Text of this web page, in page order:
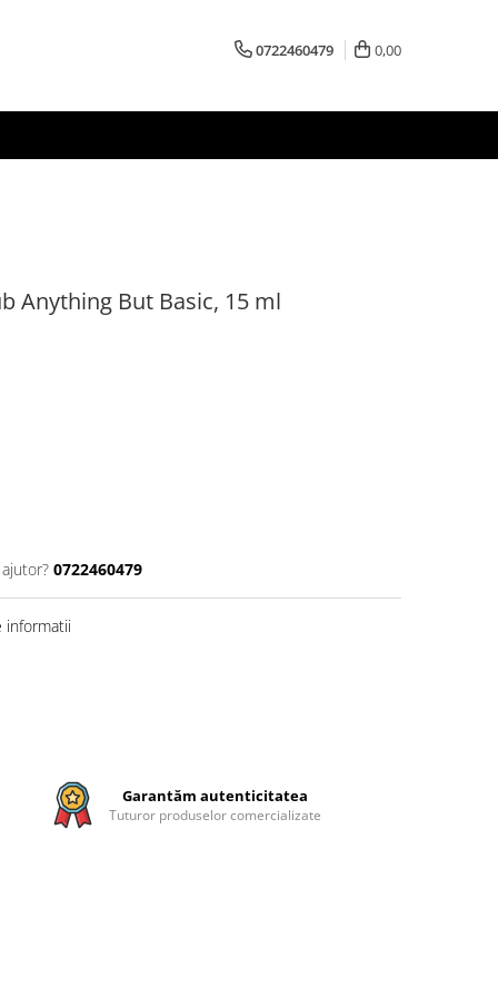
0722460479 0,00
Anything But Basic, 15 ml
0722460479
informatii
Garantăm autenticitatea
Tuturor produselor comercializate